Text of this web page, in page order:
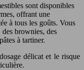
sont disponibles
offrant une
à tous les goûts. Vous
brownies, des
à tartiner.
délicat et le risque